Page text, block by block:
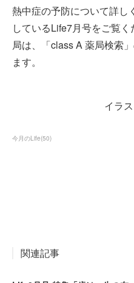
熱中症の予防について詳し
しているLife7月号をご覧
局は、「class A 薬局検索
ます。
イラ
今月のLife(50)
関連記事